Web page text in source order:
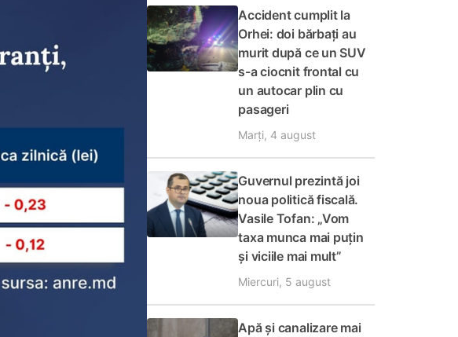
Accident cumplit la
Orhei: doi bărbați au
murit după ce un SUV
s-a ciocnit frontal cu
un autocar plin cu
pasageri
Marți, 4 august
Guvernul prezintă joi
noua politică fiscală.
Vasile Tofan: „Vom
taxa munca mai puțin
și viciile mai mult”
Miercuri, 5 august
Apă și canalizare mai